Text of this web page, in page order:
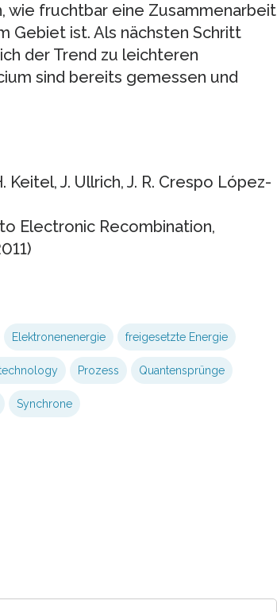
wie fruchtbar eine Zusammenarbeit
Gebiet ist. Als nächsten Schritt
der Trend zu leichteren
sind bereits gemessen und
Keitel, J. Ullrich, J. R. Crespo López-
Electronic Recombination,
Elektronenenergie freigesetzte Energie
Prozess Quantensprünge
Synchrone